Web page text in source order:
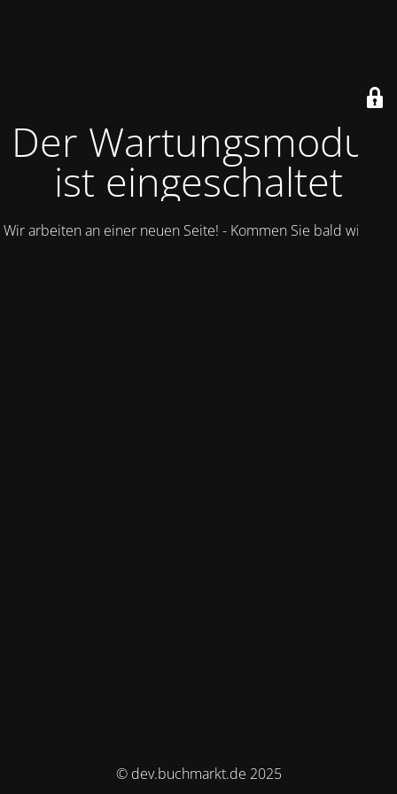
Der Wartungsmodus
ist eingeschaltet
Wir arbeiten an einer neuen Seite! - Kommen Sie bald wieder.
© dev.buchmarkt.de 2025